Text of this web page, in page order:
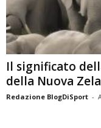
Il significato
della Nuova
Redazione BlogDiSport -